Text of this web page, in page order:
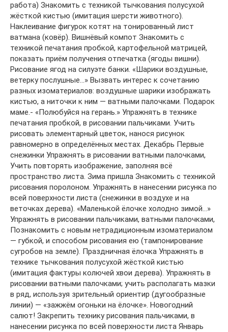
работа) Знакомить с техникой тычкования полусухой
жёсткой кистью (имитация шерсти животного).
Наклеивание фигурок котят на тонированный лист
ватмана (ковёр). Вишнёвый компот Знакомить с
техникой печатания пробкой, картофельной матрицей,
показать приём получения отпечатка (ягоды вишни).
Рисование ягод на силуэте банки. «Шарики воздушные,
ветерку послушные…» Вызвать интерес к сочетанию
разных изоматериалов: воздушные шарики изображать
кистью, а ниточки к ним — ватными палочками. Подарок
маме.- «Полюбуйся на герань.» Упражнять в технике
печатания пробкой, в рисовании пальчиками. Учить
рисовать элементарный цветок, нанося рисунок
равномерно в определённых местах. Декабрь Первые
снежинки Упражнять в рисовании ватными палочками,
Учить повторять изображение, заполняя всё
пространство листа. Зима пришла Знакомить с техникой
рисования поролоном. Упражнять в нанесении рисунка по
всей поверхности листа (снежинки в воздухе и на
веточках дерева). «Маленькой ёлочке холодно зимой…»
Упражнять в рисовании пальчиками, ватными палочками,
Познакомить с новым нетрадиционным изоматериалом
— губкой, и способом рисования ею (тампонирование
сугробов на земле). Праздничная ёлочка Упражнять в
технике тычкования полусухой жёсткой кистью
(имитация фактуры колючей хвои дерева). Упражнять в
рисовании ватными палочками; учить располагать мазки
в ряд, используя зрительный ориентир (дугообразные
линии) — «зажжём огоньки на ёлочке». Новогодний
салют! Закрепить технику рисования пальчиками, в
нанесении рисунка по всей поверхности листа Январь